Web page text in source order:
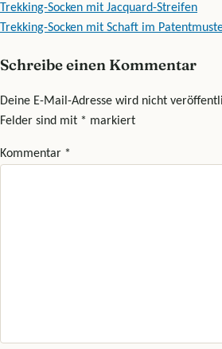
Beitragsnavigation
Trekking-Socken mit Jacquard-Streifen
Trekking-Socken mit Schaft im
Schreibe einen Kommentar
Deine E-Mail-Adresse wird nicht
Felder sind mit * markiert
Kommentar *